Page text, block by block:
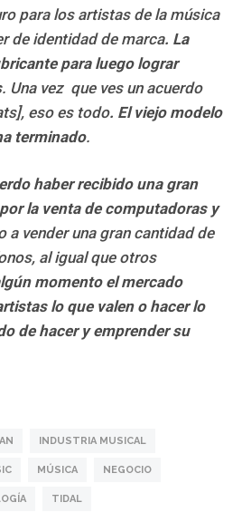
para los artistas de la música
de identidad de marca. La
para luego lograr
. Una vez que ves un acuerdo
eso es todo. El viejo modelo
terminado.
haber recibido una gran
la venta de computadoras y
a vender una gran cantidad de
al igual que otros
momento el mercado
lo que valen o hacer lo
de hacer y emprender su
INDUSTRIA MUSICAL
MÚSICA NEGOCIO
TIDAL